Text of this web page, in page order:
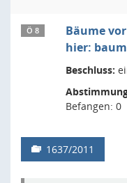
Ö 8
Bäume
hier:
Beschluss:
Befangen: 0
1637/2011